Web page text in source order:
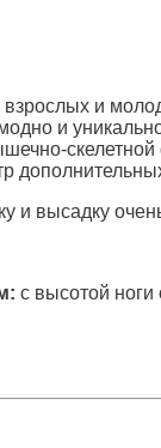
и
и
и высадку
с высотой ноги